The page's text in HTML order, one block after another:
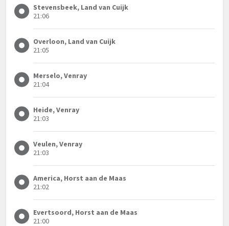
Stevensbeek, Land van Cuijk
21:06
Overloon, Land van Cuijk
21:05
Merselo, Venray
21:04
Heide, Venray
21:03
Veulen, Venray
21:03
America, Horst aan de Maas
21:02
Evertsoord, Horst aan de Maas
21:00